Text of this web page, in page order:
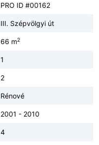
PRO ID #00162
III. Szépvölgyi út
66 m2
1
2
Rénové
2001 - 2010
4